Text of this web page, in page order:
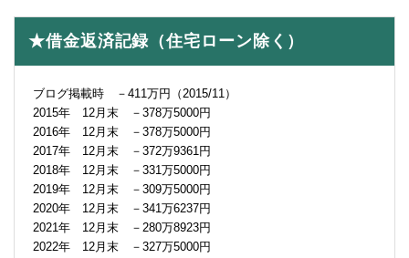
★借金返済記録（住宅ローン除く）
ブログ掲載時 －411万円（2015/11）
2015年 12月末 －378万5000円
2016年 12月末 －378万5000円
2017年 12月末 －372万9361円
2018年 12月末 －331万5000円
2019年 12月末 －309万5000円
2020年 12月末 －341万6237円
2021年 12月末 －280万8923円
2022年 12月末 －327万5000円